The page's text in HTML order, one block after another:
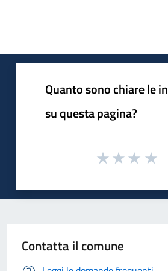
Quanto sono chiare le
su questa pagina?
Contatta il comune